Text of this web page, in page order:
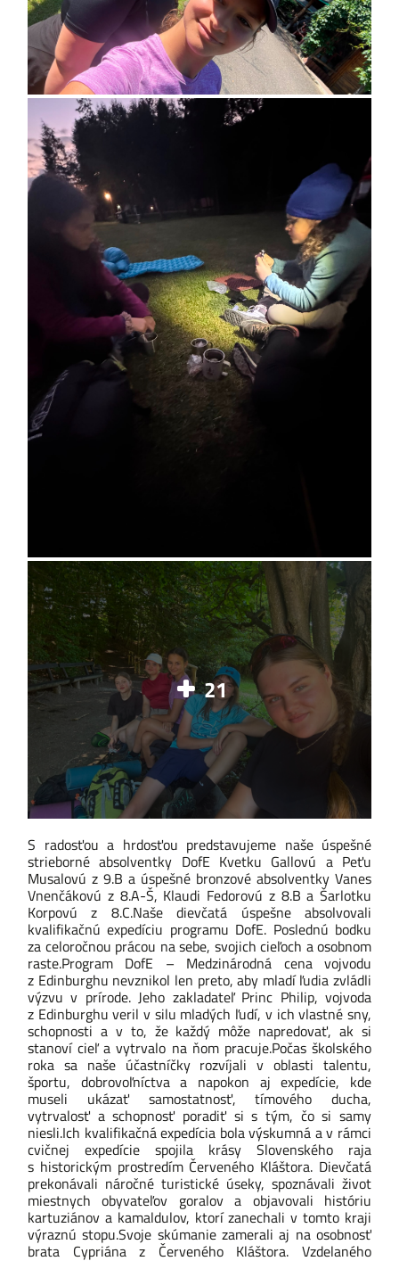
21
S radosťou a hrdosťou predstavujeme naše úspešné
strieborné absolventky DofE Kvetku Gallovú a Peťu
Musalovú z 9.B a úspešné bronzové absolventky Vanes
Vnenčákovú z 8.A-Š, Klaudi Fedorovú z 8.B a Šarlotku
Korpovú z 8.C.Naše dievčatá úspešne absolvovali
kvalifikačnú expedíciu programu DofE. Poslednú bodku
za celoročnou prácou na sebe, svojich cieľoch a osobnom
raste.Program DofE – Medzinárodná cena vojvodu
z Edinburghu nevznikol len preto, aby mladí ľudia zvládli
výzvu v prírode. Jeho zakladateľ Princ Philip, vojvoda
z Edinburghu veril v silu mladých ľudí, v ich vlastné sny,
schopnosti a v to, že každý môže napredovať, ak si
stanoví cieľ a vytrvalo na ňom pracuje.Počas školského
roka sa naše účastníčky rozvíjali v oblasti talentu,
športu, dobrovoľníctva a napokon aj expedície, kde
museli ukázať samostatnosť, tímového ducha,
vytrvalosť a schopnosť poradiť si s tým, čo si samy
niesli.Ich kvalifikačná expedícia bola výskumná a v rámci
cvičnej expedície spojila krásy Slovenského raja
s historickým prostredím Červeného Kláštora. Dievčatá
prekonávali náročné turistické úseky, spoznávali život
miestnych obyvateľov goralov a objavovali históriu
kartuziánov a kamaldulov, ktorí zanechali v tomto kraji
výraznú stopu.Svoje skúmanie zamerali aj na osobnosť
brata Cypriána z Červeného Kláštora. Vzdelaného